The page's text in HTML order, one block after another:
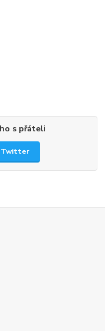
s přáteli
Twitter